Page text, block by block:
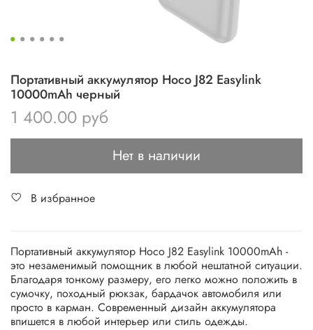
Портативный аккумулятор Hoco J82 Easylink
10000mAh черный
1 400.00 руб
Нет в наличии
В избранное
Портативный аккумулятор Hoco J82 Easylink 10000mAh -
это незаменимый помощник в любой нештатной ситуации.
Благодаря тонкому размеру, его легко можно положить в
сумочку, походный рюкзак, бардачок автомобиля или
просто в карман. Современный дизайн аккумулятора
впишется в любой интерьер или стиль одежды.